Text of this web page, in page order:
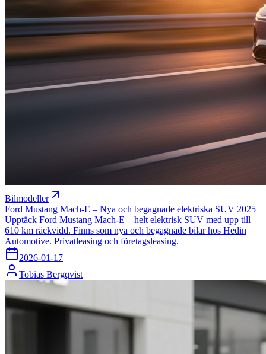
Bilmodeller
Ford Mustang Mach-E – Nya och begagnade elektriska SUV 2025
Upptäck Ford Mustang Mach-E – helt elektrisk SUV med upp till
610 km räckvidd. Finns som nya och begagnade bilar hos Hedin
Automotive. Privatleasing och företagsleasing.
2026-01-17
Tobias Bergqvist